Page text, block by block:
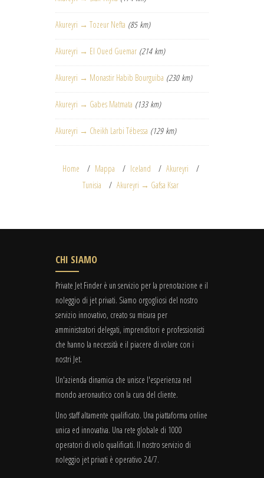
Akureyri → Tozeur Nefta (85 km)
Akureyri → El Oued Guemar (214 km)
Akureyri → Monastir Habib Bourguiba (230 km)
Akureyri → Gabes Matmata (133 km)
Akureyri → Cheikh Larbi Tébessa (129 km)
Home Mappa Iceland
Akureyri
Tunisia
Akureyri → Gafsa Ksar
CHI SIAMO
Private Jet Finder è un servizio per la prenotazione e il
noleggio di jet privati. Siamo orgogliosi del nostro
servizio innovativo, creato su misura per
amministratori delegati, imprenditori e professionisti
che hanno la necessità e il piacere di volare con i
nostri Jet.
Un'azienda dinamica che unisce l'esperienza nel
mondo aeronautico con la cura del cliente.
Uno staff altamente qualificato. Una piattaforma online
unica ed innovativa. Una rete globale di 1000
operatori di volo qualificati. Il nostro servizio di
noleggio jet privati è operativo 24/7.